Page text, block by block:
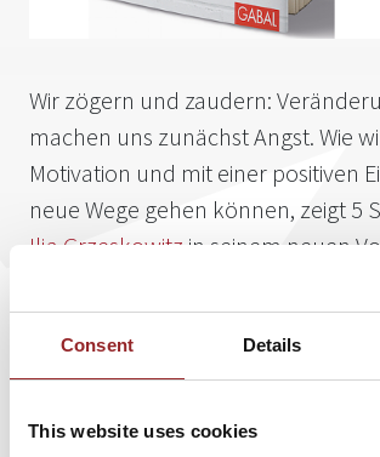
Consent Details
This website uses cookies
Wir zögern und zaudern:
machen uns zunächst Angst. Wie
Motivation und mit einer positiven
neue Wege gehen können, zeigt 5
Ilja Grzeskowitz in seinem neuen
es einfach! Die Chancen von
nutzen“.
Der erfolgreiche Geschäftsmann und